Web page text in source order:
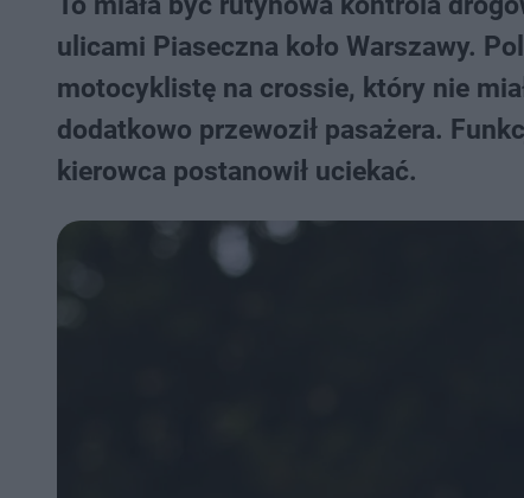
ulicami Piaseczna koło Warszawy.
motocyklistę na crossie, który nie
dodatkowo przewoził pasażera.
kierowca postanowił uciekać.